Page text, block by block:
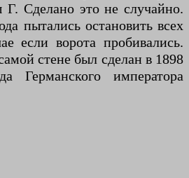
Сделано это не случайно.
пытались остановить всех
если ворота пробивались.
стене был сделан в 1898
Германского императора